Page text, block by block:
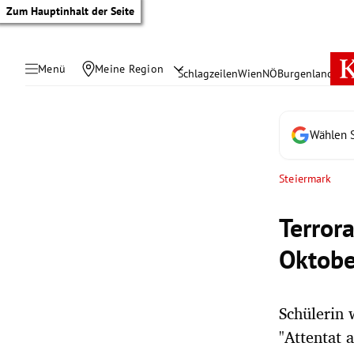
Zum Hauptinhalt der Seite
Menü Meine Region SchlagzeilenWienNÖBurgenland
Wählen
Steiermark
Schülerin
"Attentat